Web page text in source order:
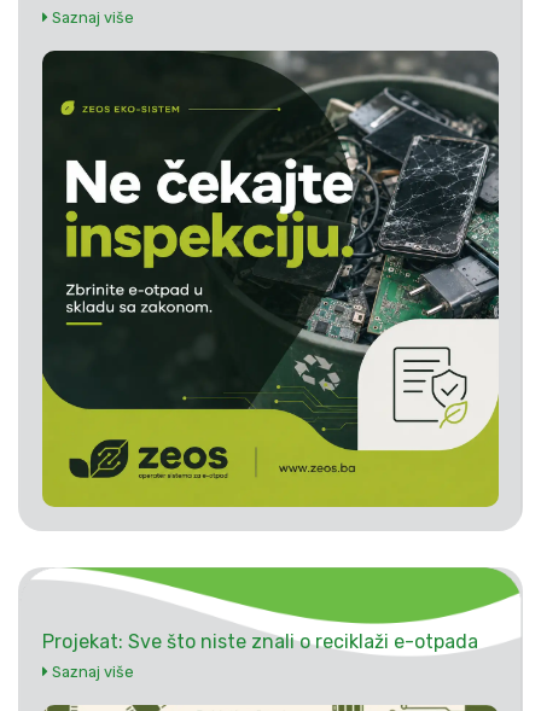
Saznaj više
Projekat: Sve što niste znali o reciklaži e-otpada
Saznaj više